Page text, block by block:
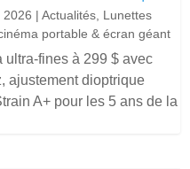
2026 |Actualités, Lunettes
portable & écran géant
ultra-fines à 299 $ avec
ajustement dioptrique
A+ pour les 5 ans de la